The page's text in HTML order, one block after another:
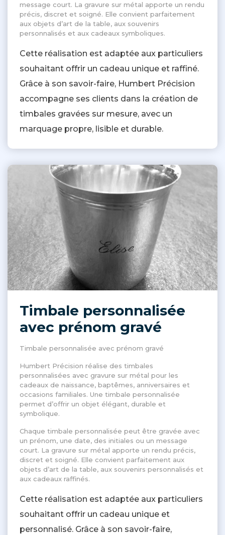
message court. La gravure sur métal apporte un rendu
précis, discret et soigné. Elle convient parfaitement
aux objets d’art de la table, aux souvenirs
personnalisés et aux cadeaux symboliques.
Cette réalisation est adaptée aux particuliers
souhaitant offrir un cadeau unique et raffiné.
Grâce à son savoir-faire, Humbert Précision
accompagne ses clients dans la création de
timbales gravées sur mesure, avec un
marquage propre, lisible et durable.
Timbale personnalisée
avec prénom gravé
Timbale personnalisée avec prénom gravé
Humbert Précision réalise des timbales
personnalisées avec gravure sur métal pour les
cadeaux de naissance, baptêmes, anniversaires et
occasions familiales. Une timbale personnalisée
permet d’offrir un objet élégant, durable et
symbolique.
Chaque timbale personnalisée peut être gravée avec
un prénom, une date, des initiales ou un message
court. La gravure sur métal apporte un rendu précis,
discret et soigné. Elle convient parfaitement aux
objets d’art de la table, aux souvenirs personnalisés et
aux cadeaux raffinés.
Cette réalisation est adaptée aux particuliers
souhaitant offrir un cadeau unique et
personnalisé. Grâce à son savoir-faire,